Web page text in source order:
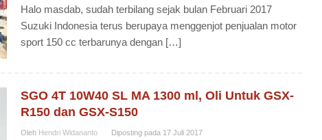
Halo masdab, sudah terbilang sejak bulan Februari 2017
Suzuki Indonesia terus berupaya menggenjot penjualan motor
sport 150 cc terbarunya dengan […]
SGO 4T 10W40 SL MA 1300 ml, Oli Untuk GSX-
R150 dan GSX-S150
Oleh Hendri Widananto Diposting pada 17 Juli 2017